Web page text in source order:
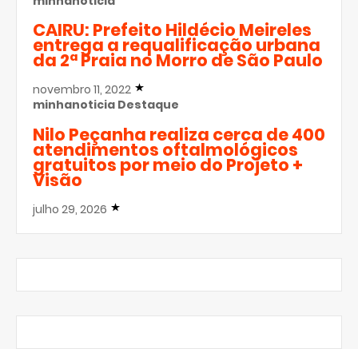
CAIRU: Prefeito Hildécio Meireles
entrega a requalificação urbana
da 2ª Praia no Morro de São Paulo
novembro 11, 2022
minhanoticia Destaque
Nilo Peçanha realiza cerca de 400
atendimentos oftalmológicos
gratuitos por meio do Projeto +
Visão
julho 29, 2026